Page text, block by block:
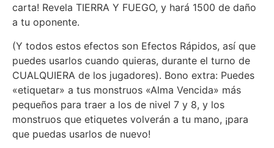
carta! Revela TIERRA Y FUEGO, y hará 1500 de daño
a tu oponente.
(Y todos estos efectos son Efectos Rápidos, así que
puedes usarlos cuando quieras, durante el turno de
CUALQUIERA de los jugadores). Bono extra: Puedes
«etiquetar» a tus monstruos «Alma Vencida» más
pequeños para traer a los de nivel 7 y 8, y los
monstruos que etiquetes volverán a tu mano, ¡para
que puedas usarlos de nuevo!